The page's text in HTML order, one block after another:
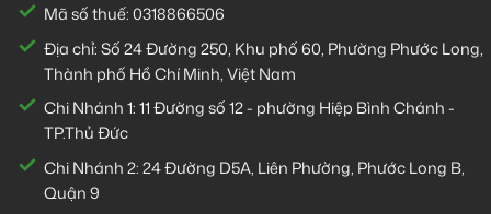
Mã số thuế: 0318866506
Địa chỉ: Số 24 Đường 250, Khu phố 60, Phường Phước Long,
Thành phố Hồ Chí Minh, Việt Nam
Chi Nhánh 1:11 Đường số 12 - phường Hiệp Bình Chánh -
TP.Thủ Đức
Chi Nhánh 2:24 Đường D5A, Liên Phường, Phước Long B,
Quận 9